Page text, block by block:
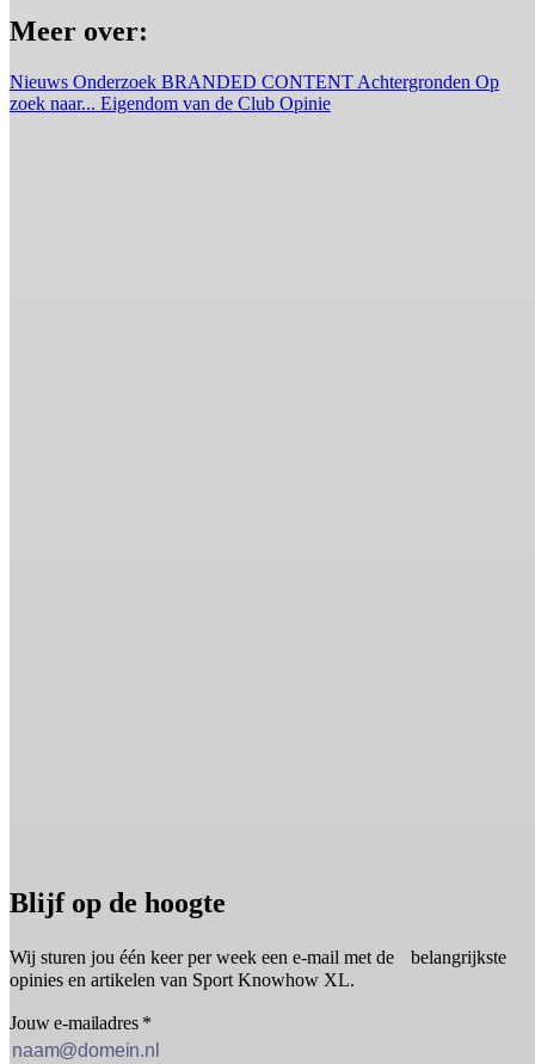
Meer over:
Nieuws Onderzoek BRANDED CONTENT Achtergronden Op
zoek naar... Eigendom van de Club Opinie
Blijf op de hoogte
Wij sturen jou één keer per week een e-mail met de belangrijkste
opinies en artikelen van Sport Knowhow XL.
Jouw e-mailadres *